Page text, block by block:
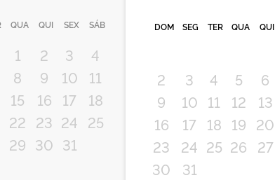
QUA QUI SEX SÁB
1 2 3
4
8 9 10
11
15 16 17
18
22 23 24 25
29 30 31
DOM SEG TER QUA QUI
2
3 4 5 6
9
10 11 12 13
16
17 18 19 20
23
24 25 26 27
30
31